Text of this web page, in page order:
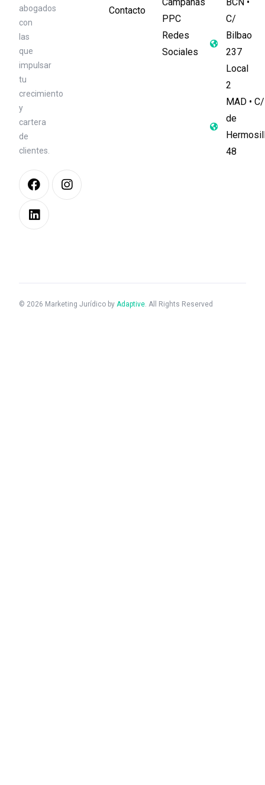
abogados
con
las
que
impulsar
tu
crecimiento
y
cartera
de
clientes.
Contacto
Campañas
PPC
Redes
Sociales
BCN •
C/
Bilbao
237
Local
2
MAD • C/
de
48
© 2026 Marketing Jurídico byAdaptive. All Rights Reserved